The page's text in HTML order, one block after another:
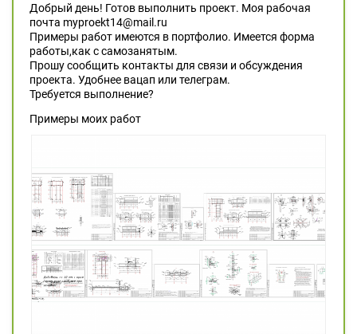
Добрый день! Готов выполнить проект. Моя рабочая
почта myproekt14@mail.ru
Примеры работ имеются в портфолио. Имеется форма
работы,как с самозанятым.
Прошу сообщить контакты для связи и обсуждения
проекта. Удобнее вацап или телеграм.
Требуется выполнение?
Примеры моих работ